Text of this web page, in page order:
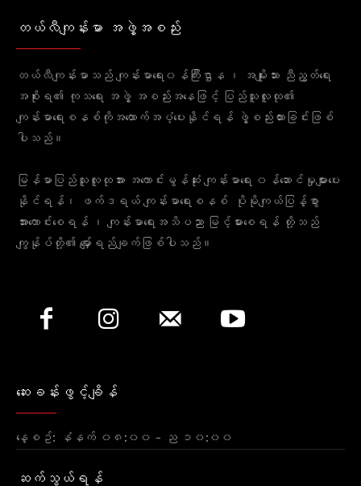
တယ်လီကျန်းမာ အဖွဲ့အစည်း
တယ်လီကျန်းမာသည် ကျန်းမာရေး၀န်ကြီးဌာန ၊ အမျိုးသား ညီညွတ်ရေး
အစိုးရ၏ ကုသရေး အဖွဲ့ အစည်းအနေဖြင့် ပြည်သူလူထု၏
ကျန်းမာရေးစနစ်ကိုအထောက်အပံ့ပေးနိုင်ရန် ဖွဲ့စည်းထားခြင်းဖြစ်
ပါသည်။
မြန်မာပြည်သူလူထုအား အကောင်းမွန်ဆုံး ကျန်းမာရေး ၀န်ဆောင်မှုများပေး
နိုင်ရန်၊ ဖက်ဒရယ် ကျန်းမာရေးစနစ် ပိုမိုကျယ်ပြန့်စွာ
အားကောင်းစေရန် ၊ ကျန်းမာရေးအသိပညာ မြင့်မားစေရန် တို့သည်
ကျွန်ုပ်တို့၏ မျှော်ရည်ချက်ဖြစ်ပါသည်။
ဆေးခန်းဖွင့်ချိန်
နေ့စဥ်: နံနက် ၀၈:၀၀ - ည ၁၀:၀၀
ဆက်သွယ်ရန်